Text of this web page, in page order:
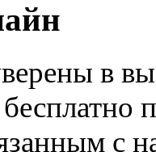
в
с